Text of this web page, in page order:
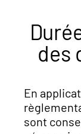
des
En
sont